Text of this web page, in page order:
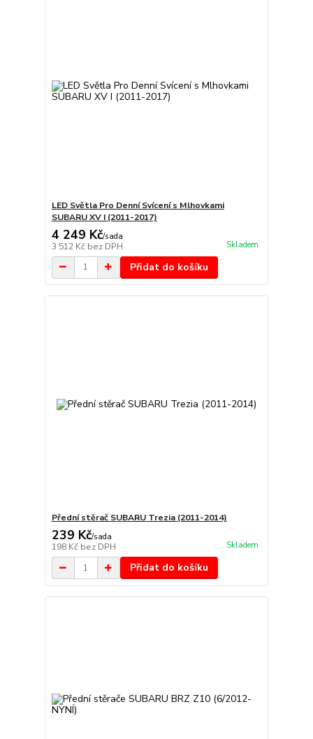
LED Světla Pro Denní Svícení s Mlhovkami
SUBARU XV I (2011-2017)
4 249 Kč/sada
3 512 Kč bez DPH Skladem
Přidat do košíku
Přední stěrač SUBARU Trezia (2011-2014)
239 Kč/sada
198 Kč bez DPH Skladem
Přidat do košíku